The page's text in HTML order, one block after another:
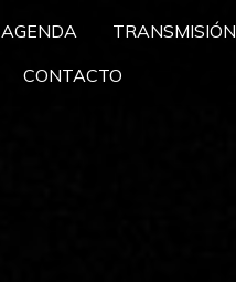
AGENDA TRANSMISIÓN
CONTACTO